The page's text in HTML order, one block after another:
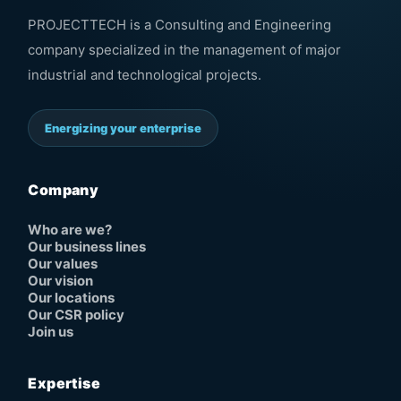
PROJECTTECH is a Consulting and Engineering
company specialized in the management of major
industrial and technological projects.
Energizing your enterprise
Company
Who are we?
Our business lines
Our values
Our vision
Our locations
Our CSR policy
Join us
Expertise